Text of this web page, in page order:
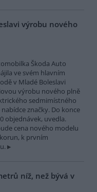
výrobu nového
Škoda Auto
ve svém hlavním
v Mladé Boleslavi
výrobu nového plně
sedmimístného
nabídce značky. Do konce
objednávek, uvedla.
cena nového modelu
k prvním
níž, než bývá v